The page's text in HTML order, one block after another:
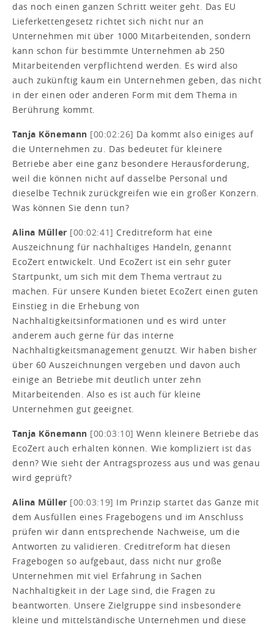
das noch einen ganzen Schritt weiter geht. Das EU
Lieferkettengesetz richtet sich nicht nur an
Unternehmen mit über 1000 Mitarbeitenden, sondern
kann schon für bestimmte Unternehmen ab 250
Mitarbeitenden verpflichtend werden. Es wird also
auch zukünftig kaum ein Unternehmen geben, das nicht
in der einen oder anderen Form mit dem Thema in
Berührung kommt.
Tanja Könemann [00:02:26] Da kommt also einiges auf
die Unternehmen zu. Das bedeutet für kleinere
Betriebe aber eine ganz besondere Herausforderung,
weil die können nicht auf dasselbe Personal und
dieselbe Technik zurückgreifen wie ein großer Konzern.
Was können Sie denn tun?
Alina Müller [00:02:41] Creditreform hat eine
Auszeichnung für nachhaltiges Handeln, genannt
EcoZert entwickelt. Und EcoZert ist ein sehr guter
Startpunkt, um sich mit dem Thema vertraut zu
machen. Für unsere Kunden bietet EcoZert einen guten
Einstieg in die Erhebung von
Nachhaltigkeitsinformationen und es wird unter
anderem auch gerne für das interne
Nachhaltigkeitsmanagement genutzt. Wir haben bisher
über 60 Auszeichnungen vergeben und davon auch
einige an Betriebe mit deutlich unter zehn
Mitarbeitenden. Also es ist auch für kleine
Unternehmen gut geeignet.
Tanja Könemann [00:03:10]Wenn kleinere Betriebe das
EcoZert auch erhalten können. Wie kompliziert ist das
denn? Wie sieht der Antragsprozess aus und was genau
wird geprüft?
Alina Müller [00:03:19] Im Prinzip startet das Ganze mit
dem Ausfüllen eines Fragebogens und im Anschluss
prüfen wir dann entsprechende Nachweise, um die
Antworten zu validieren. Creditreform hat diesen
Fragebogen so aufgebaut, dass nicht nur große
Unternehmen mit viel Erfahrung in Sachen
Nachhaltigkeit in der Lage sind, die Fragen zu
beantworten. Unsere Zielgruppe sind insbesondere
kleine und mittelständische Unternehmen und diese